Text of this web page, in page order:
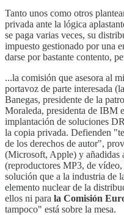
Tanto unos como otros
privada ante la lógica
se paga varias veces, su
impuesto gestionado por una
darse por bastante contento,
...la comisión que asesora al
portavoz de parte interesada
Banegas, presidente de la
Moraleda, presidenta de IBM
implantación de soluciones
la copia privada. Defienden
de los derechos de autor",
(Microsoft, Apple) y añadidas
(reproductores MP3, de
solución que a la industria de
elemento nuclear de la
ellos ni para la Comisión
tampoco" está sobre la mesa.